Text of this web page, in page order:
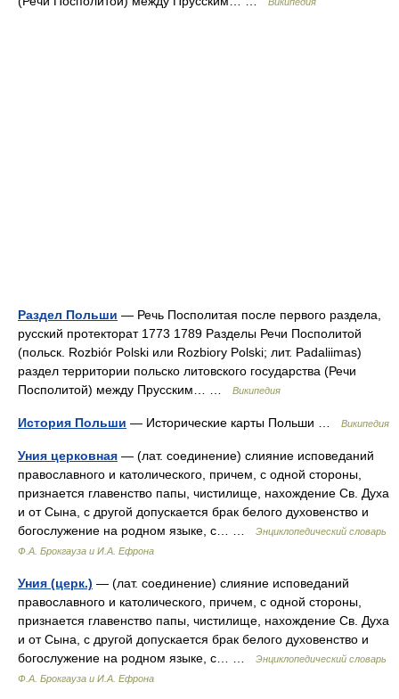
Раздел Польши — Речь Посполитая после первого раздела,
русский протекторат 1773 1789 Разделы Речи Посполитой
(польск. Rozbiór Polski или Rozbiory Polski; лит. Padaliimas)
раздел территории польско литовского государства (Речи
Посполитой) между Прусским… …
Википедия
История Польши — Исторические карты Польши … Википедия
Уния церковная — (лат. соединение) слияние исповеданий
православного и католического, причем, с одной стороны,
признается главенство папы, чистилище, нахождение Св. Духа
и от Сына, с другой допускается брак белого духовенство и
богослужение на родном языке, с… …
Энциклопедический словарь
Ф.А. Брокгауза и И.А. Ефрона
Уния (церк.) — (лат. соединение) слияние исповеданий
православного и католического, причем, с одной стороны,
признается главенство папы, чистилище, нахождение Св. Духа
и от Сына, с другой допускается брак белого духовенство и
богослужение на родном языке, с… …
Энциклопедический словарь
Ф.А. Брокгауза и И.А. Ефрона